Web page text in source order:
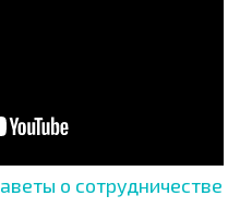
о сотрудничестве